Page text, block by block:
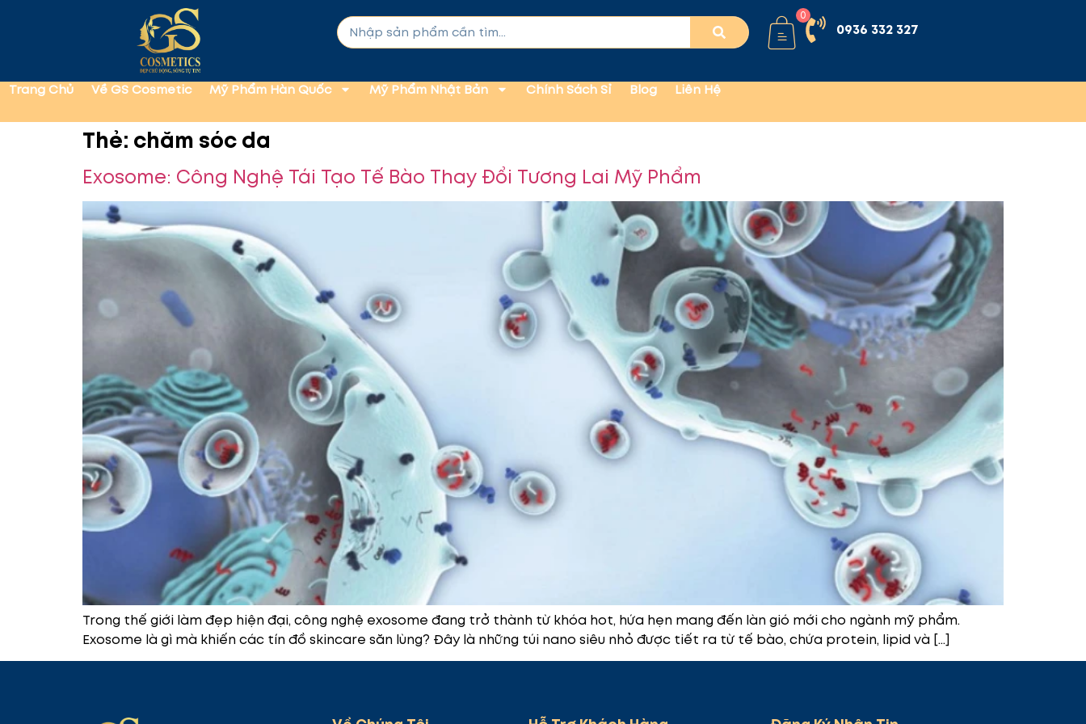
0
0936 332 327
Trang Chủ Về GS Cosmetic Mỹ Phẩm Hàn Quốc Mỹ Phẩm Nhật Bản Chính Sách Sỉ Blog Liên Hệ
Thẻ: chăm sóc da
Exosome: Công Nghệ Tái Tạo Tế Bào Thay Đổi Tương Lai Mỹ Phẩm
Trong thế giới làm đẹp hiện đại, công nghệ exosome đang trở thành từ khóa hot, hứa hẹn mang đến làn gió mới cho ngành mỹ phẩm.
Exosome là gì mà khiến các tín đồ skincare săn lùng? Đây là những túi nano siêu nhỏ được tiết ra từ tế bào, chứa protein, lipid và […]